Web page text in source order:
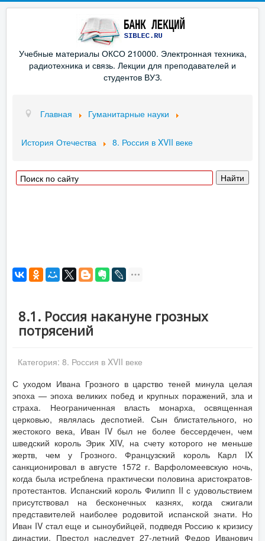
Учебные материалы ОКСО 210000. Электронная техника,
радиотехника и связь. Лекции для преподавателей и
студентов ВУЗ.
Главная Гуманитарные науки
История Отечества 8. Россия в XVII веке
8.1. Россия накануне грозных
потрясений
Категория: 8. Россия в XVII веке
С уходом Ивана Грозного в царство теней минула целая
эпоха — эпоха великих побед и крупных поражений, зла и
страха. Неограниченная власть монарха, освященная
церковью, являлась деспотией. Сын блистательного, но
жестокого века, Иван IV был не более бессердечен, чем
шведский король Эрик XIV, на счету которого не меньше
жертв, чем у Грозного. Французский король Карл IX
санкционировал в августе 1572 г. Варфоломеевскую ночь,
когда была истреблена практически половина аристократов-
протестантов. Испанский король Филипп II с удовольствием
присутствовал на бесконечных казнях, когда сжигали
представителей наиболее родовитой испанской знати. Но
Иван IV стал еще и сыноубийцей, подведя Россию к кризису
династии. Престол наследует 27-летний Федор Иванович